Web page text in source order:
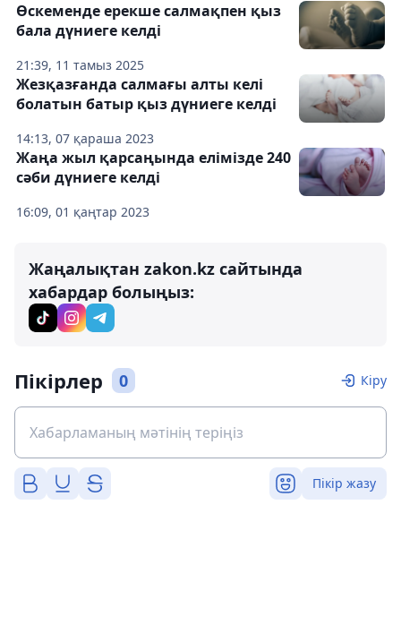
21:39, 11 тамыз 2025
Өскеменде ерекше салмақпен қыз
бала дүниеге келді
14:13, 07 қараша 2023
Жезқазғанда салмағы алты келі
болатын батыр қыз дүниеге келді
16:09, 01 қаңтар 2023
Жаңа жыл қарсаңында елімізде 240
сәби дүниеге келді
Жаңалықтан zakon.kz сайтында
хабардар болыңыз:
Пікірлер 0 Кіру
Пікір жазу